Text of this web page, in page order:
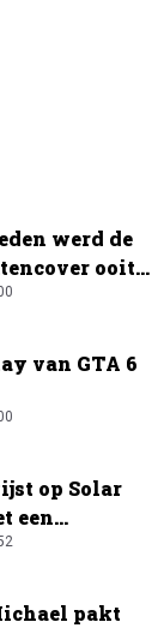
werd de
ooit
van GTA 6
op Solar
een
pakt